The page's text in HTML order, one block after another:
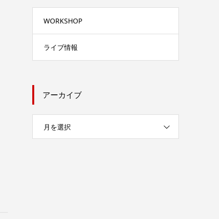
WORKSHOP
ライブ情報
アーカイブ
月を選択